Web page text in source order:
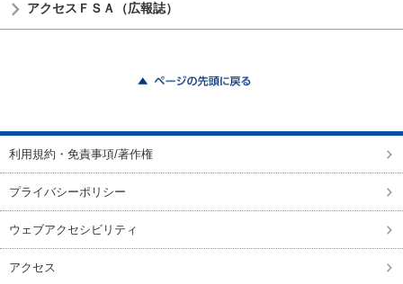
アクセスＦＳＡ（広報誌）
利用規約・免責事項/著作権
プライバシーポリシー
ウェブアクセシビリティ
アクセス